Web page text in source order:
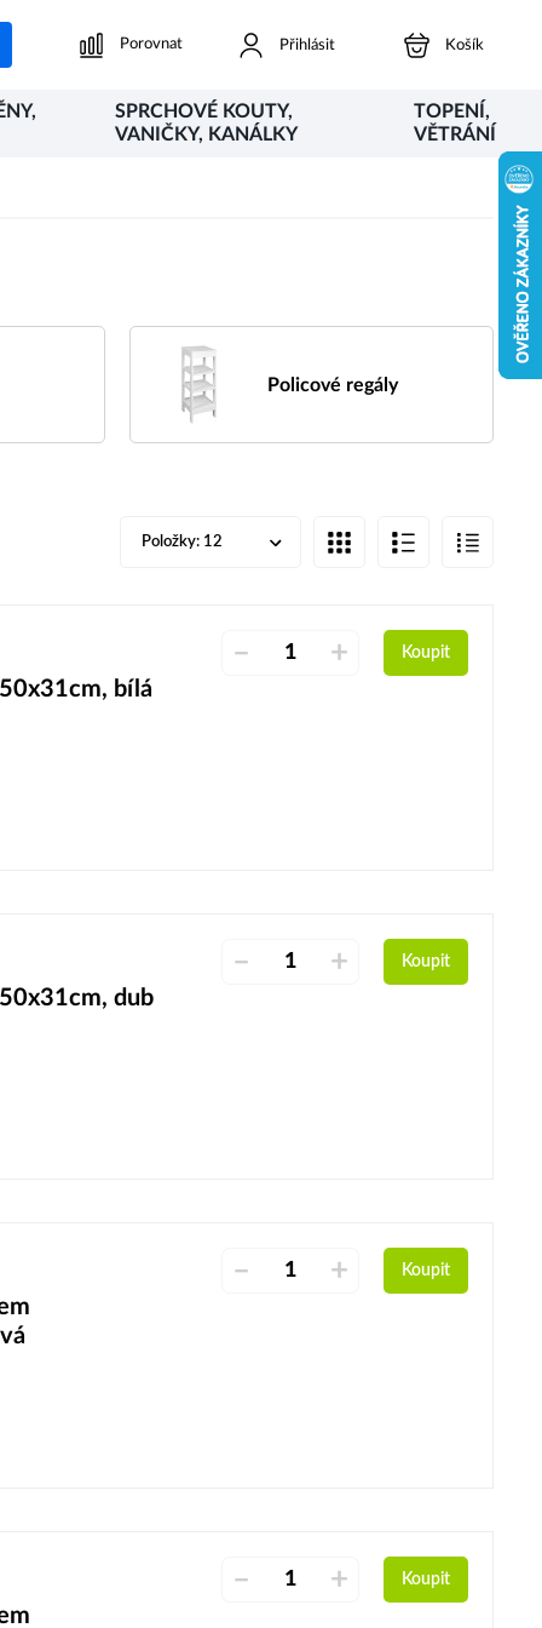
Porovnat Přihlásit Košík
SPRCHOVÉ KOUTY,
VANIČKY, KANÁLKY
TOPENÍ,
VĚTRÁNÍ
Policové regály
Položky: 12
bílá
– + Koupit
dub
– + Koupit
– + Koupit
– + Koupit